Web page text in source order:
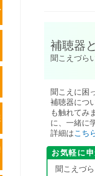
補聴器
聞こえづら
聞こえに困
補聴器につ
も触れてみ
に、一緒に
詳細はこち
お気軽に
聞こえづ